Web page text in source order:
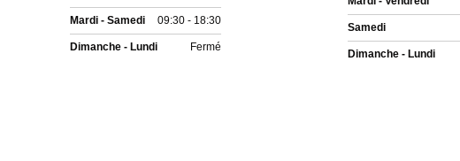
Mardi - Samedi 09:30 - 18:30
Dimanche - Lundi Fermé
Samedi
Dimanche - Lundi